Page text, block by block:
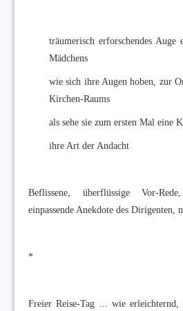
träumerisch erforschendes Auge
Mädchens
wie sich ihre Augen hoben, zur
Kirchen-Raums
als sehe sie zum ersten Mal eine
ihre Art der Andacht
Beflissene, überflüssige Vor-
einpassende Anekdote des Dirigenten,
*
Freier Reise-Tag ... wie